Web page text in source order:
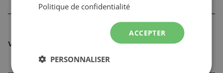
Ville
Politique de confidentialité
ACCEPTER
PERSONNALISER